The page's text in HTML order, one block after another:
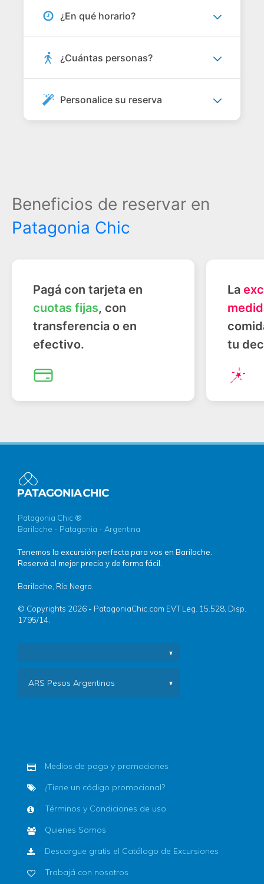
¿En qué horario?
¿Cuántas personas?
Personalice su reserva
Beneficios de reservar en
Patagonia Chic
Pagá con tarjeta en
cuotas fijas, con
transferencia o en
efectivo.
La
tu
Patagonia Chic ®
Bariloche - Patagonia - Argentina
Tenemos la excursión perfecta para vos en Bariloche.
Reservá al mejor precio y de forma fácil.
Bariloche, Río Negro.
© Copyrights 2026 - PatagoniaChic.com EVT Leg. 15.528, Disp.
1795/14.
ARS Pesos Argentinos
Medios de pago y promociones
¿Tiene un código promocional?
Términos y Condiciones de uso
Quienes Somos
Descargue gratis el Catálogo de Excursiones
Trabajá con nosotros